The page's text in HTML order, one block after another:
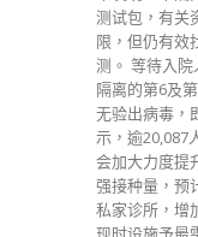
测试包，有关
限，但仍有效
测。 等待入
隔离的第6及
无验出病毒，
示，逾20,087
会加大力度提
强接种量，预
私家诊所，增